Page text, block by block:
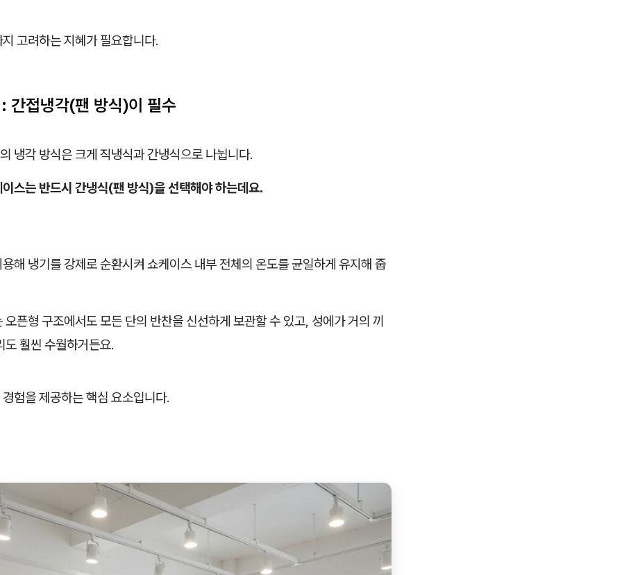
고려하는 지혜가 필요합니다.
간접냉각(팬 방식)이 필수
냉각 방식은 크게 직냉식과 간냉식으로 나뉩니다.
스는 반드시 간냉식(팬 방식)을 선택해야 하는데요.
해 냉기를 강제로 순환시켜 쇼케이스 내부 전체의 온도를 균일하게 유지해 줍
오픈형 구조에서도 모든 단의 반찬을 신선하게 보관할 수 있고, 성에가 거의 끼
도 훨씬 수월하거든요.
험을 제공하는 핵심 요소입니다.